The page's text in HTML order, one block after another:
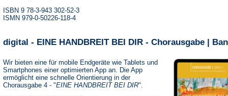
ISBN 9 78-3-943 302-52-3
ISMN 979-0-50226-118-4
digital - EINE HANDBREIT BEI DIR - Chorausgabe |
Wir bieten eine für mobile Endgeräte wie Tablets und
Smartphones einer optimierten App an. Die App
ermöglicht eine schnelle Orientierung in der
Chorausgabe 4 - "EINE HANDBREIT BEI DIR".